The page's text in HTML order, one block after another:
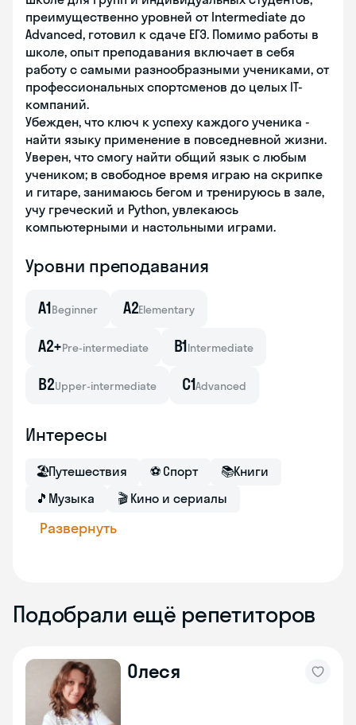
преимущественно уровней от Intermediate до
Advanced, готовил к сдаче ЕГЭ. Помимо работы в
школе, опыт преподавания включает в себя
работу с самыми разнообразными учениками, от
профессиональных спортсменов до целых ΙΤ-
компаний.
Убежден, что ключ к успеху каждого ученика -
найти языку применение в повседневной жизни.
Уверен, что смогу найти общий язык с любым
учеником; в свободное время играю на скрипке
и гитаре, занимаюсь бегом и тренируюсь в зале,
учу греческий и Python, увлекаюсь
компьютерными и настольными играми.
Уровни преподавания
A1Beginner A2Elementary
A2+Pre-intermediate B1Intermediate
B2Upper-intermediate C1Advanced
Интересы
🏖Путешествия ⚽ Спорт 📚Книги
🎵 Музыка 🎬 Кино и сериалы
Развернуть
Подобрали ещё репетиторов
Олеся